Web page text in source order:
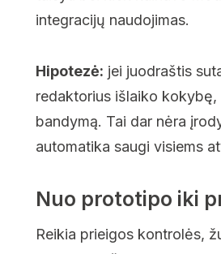
integracijų naudojimas.
Hipotezė: jei juodraštis
redaktorius išlaiko kokybę,
bandymą. Tai dar nėra
automatika saugi visiems
Nuo prototipo iki
Reikia prieigos kontrolės,